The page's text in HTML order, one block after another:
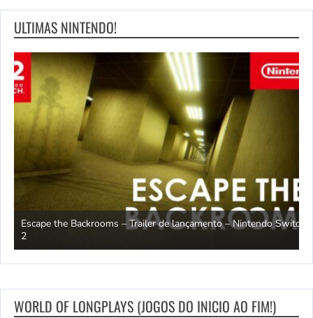
ULTIMAS NINTENDO!
Escape the Backrooms – Trailer de lançamento – Nintendo Switch
2
WORLD OF LONGPLAYS (JOGOS DO INICIO AO FIM!)